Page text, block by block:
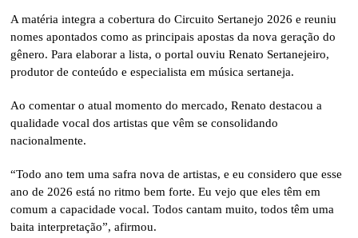
A matéria integra a cobertura do Circuito Sertanejo 2026 e reuniu
nomes apontados como as principais apostas da nova geração do
gênero. Para elaborar a lista, o portal ouviu Renato Sertanejeiro,
produtor de conteúdo e especialista em música sertaneja.
Ao comentar o atual momento do mercado, Renato destacou a
qualidade vocal dos artistas que vêm se consolidando
nacionalmente.
“Todo ano tem uma safra nova de artistas, e eu considero que esse
ano de 2026 está no ritmo bem forte. Eu vejo que eles têm em
comum a capacidade vocal. Todos cantam muito, todos têm uma
baita interpretação”, afirmou.